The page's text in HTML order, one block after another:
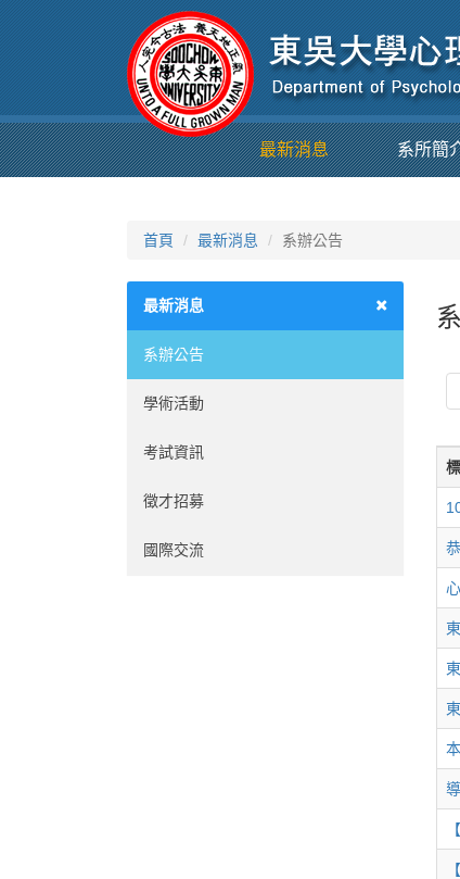
最新消息 系所簡
首頁 最新消息 系辦公告
最新消息
系辦公告
學術活動
考試資訊
徵才招募
國際交流